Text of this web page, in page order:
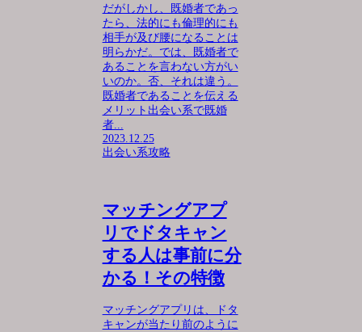
だがしかし、既婚者であっ
たら、法的にも倫理的にも
相手が及び腰になることは
明らかだ。では、既婚者で
あることを言わない方がい
いのか。否、それは違う。
既婚者であることを伝える
メリット出会い系で既婚
者...
2023.12.25
出会い系攻略
マッチングアプ
リでドタキャン
する人は事前に分
かる！その特徴
マッチングアプリは、ドタ
キャンが当たり前のように